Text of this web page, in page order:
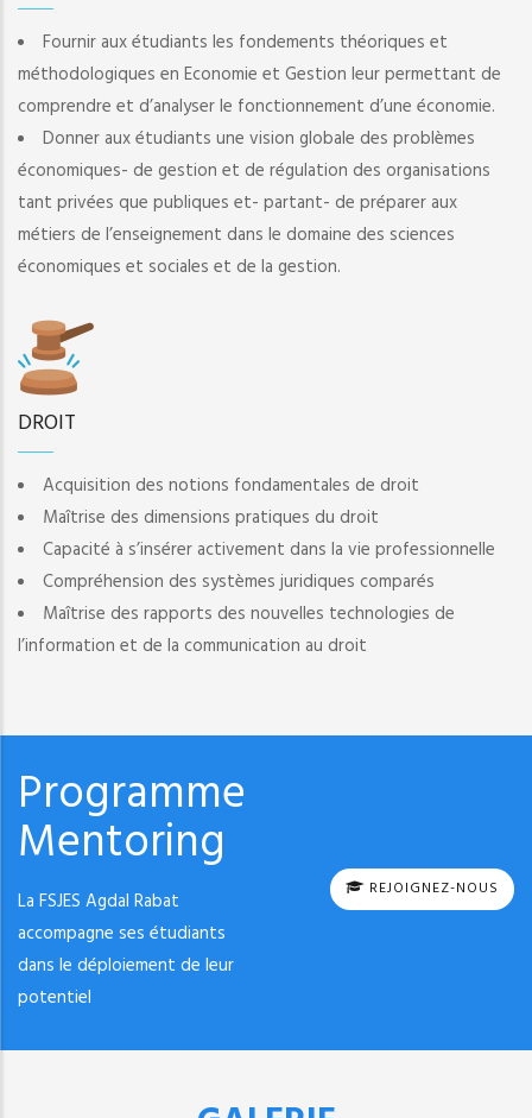
Fournir aux étudiants les fondements théoriques et
méthodologiques en Economie et Gestion leur permettant de
comprendre et d’analyser le fonctionnement d’une économie.
Donner aux étudiants une vision globale des problèmes
économiques- de gestion et de régulation des organisations
tant privées que publiques et- partant- de préparer aux
métiers de l’enseignement dans le domaine des sciences
économiques et sociales et de la gestion.
DROIT
Acquisition des notions fondamentales de droit
Maîtrise des dimensions pratiques du droit
Capacité à s’insérer activement dans la vie professionnelle
Compréhension des systèmes juridiques comparés
Maîtrise des rapports des nouvelles technologies de
l’information et de la communication au droit
Programme
Mentoring
La FSJES Agdal Rabat
accompagne ses étudiants
dans le déploiement de leur
potentiel
REJOIGNEZ-NOUS